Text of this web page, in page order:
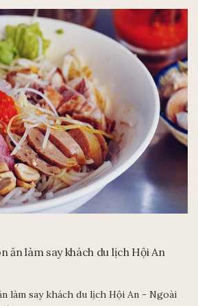
ăn làm say khách du lịch Hội An
làm say khách du lịch Hội An - Ngoài